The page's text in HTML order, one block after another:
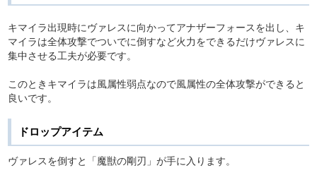
キマイラ出現時にヴァレスに向かってアナザーフォースを出し、キ
マイラは全体攻撃でついでに倒すなど火力をできるだけヴァレスに
集中させる工夫が必要です。
このときキマイラは風属性弱点なので風属性の全体攻撃ができると
良いです。
ドロップアイテム
ヴァレスを倒すと「魔獣の剛刃」が手に入ります。